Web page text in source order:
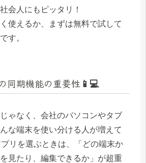
会人にもピッタリ！
使えるか、まずは無料で試して
す。
同期機能の重要性📱💻
ゃなく、会社のパソコンやタブ
な端末を使い分ける人が増えて
リを選ぶときは、「どの端末か
見たり、編集できるか」が超重